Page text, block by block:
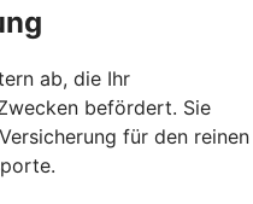
ab, die Ihr
befördert. Sie
für den reinen